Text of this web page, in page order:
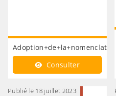
Consulter
Publié le 18 juillet 2023